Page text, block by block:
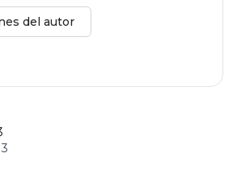
del autor
3